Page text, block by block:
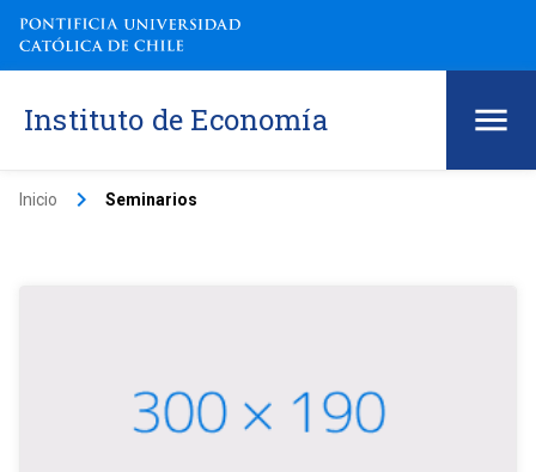
Instituto de Economía
Inicio keyboard_arrow_right Seminarios